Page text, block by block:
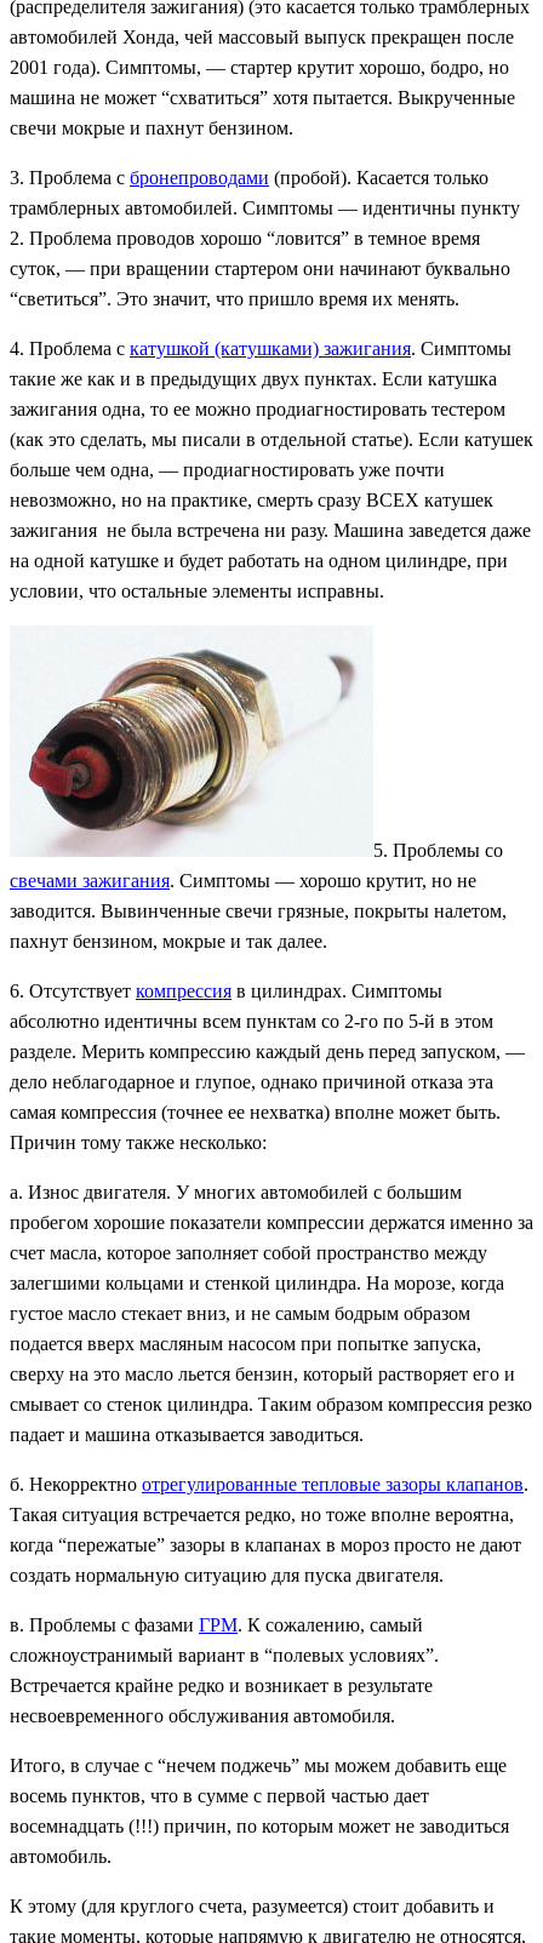
(распределителя зажигания) (это касается только трамблерных
автомобилей Хонда, чей массовый выпуск прекращен после
2001 года). Cимптомы, — стартер крутит хорошо, бодро, но
машина не может “схватиться” хотя пытается. Выкрученные
свечи мокрые и пахнут бензином.
3. Проблема с бронепроводами (пробой). Касается только
трамблерных автомобилей. Симптомы — идентичны пункту
2. Проблема проводов хорошо “ловится” в темное время
суток, — при вращении стартером они начинают буквально
“светиться”. Это значит, что пришло время их менять.
4. Проблема с катушкой (катушками) зажигания. Симптомы
такие же как и в предыдущих двух пунктах. Если катушка
зажигания одна, то ее можно продиагностировать тестером
(как это сделать, мы писали в отдельной статье). Если катушек
больше чем одна, — продиагностировать уже почти
невозможно, но на практике, смерть сразу ВСЕХ катушек
зажигания не была встречена ни разу. Машина заведется даже
на одной катушке и будет работать на одном цилиндре, при
условии, что остальные элементы исправны.
5. Проблемы со
свечами зажигания. Симптомы — хорошо крутит, но не
заводится. Вывинченные свечи грязные, покрыты налетом,
пахнут бензином, мокрые и так далее.
6. Отсутствует компрессия в цилиндрах. Симптомы
абсолютно идентичны всем пунктам со 2-го по 5-й в этом
разделе. Мерить компрессию каждый день перед запуском, —
дело неблагодарное и глупое, однако причиной отказа эта
самая компрессия (точнее ее нехватка) вполне может быть.
Причин тому также несколько:
а. Износ двигателя. У многих автомобилей с большим
пробегом хорошие показатели компрессии держатся именно за
счет масла, которое заполняет собой пространство между
залегшими кольцами и стенкой цилиндра. На морозе, когда
густое масло стекает вниз, и не самым бодрым образом
подается вверх масляным насосом при попытке запуска,
сверху на это масло льется бензин, который растворяет его и
смывает со стенок цилиндра. Таким образом компрессия резко
падает и машина отказывается заводиться.
б. Некорректно отрегулированные тепловые зазоры клапанов.
Такая ситуация встречается редко, но тоже вполне вероятна,
когда “пережатые” зазоры в клапанах в мороз просто не дают
создать нормальную ситуацию для пуска двигателя.
в. Проблемы с фазами ГРМ. К сожалению, самый
сложноустранимый вариант в “полевых условиях”.
Встречается крайне редко и возникает в результате
несвоевременного обслуживания автомобиля.
Итого, в случае с “нечем поджечь” мы можем добавить еще
восемь пунктов, что в сумме с первой частью дает
восемнадцать (!!!) причин, по которым может не заводиться
автомобиль.
К этому (для круглого счета, разумеется) стоит добавить и
такие моменты, которые напрямую к двигателю не относятся,